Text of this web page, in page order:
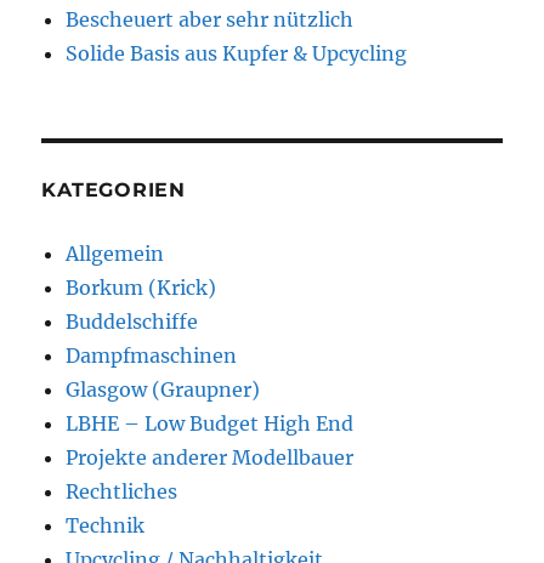
Bescheuert aber sehr nützlich
Solide Basis aus Kupfer & Upcycling
KATEGORIEN
Allgemein
Borkum (Krick)
Buddelschiffe
Dampfmaschinen
Glasgow (Graupner)
LBHE – Low Budget High End
Projekte anderer Modellbauer
Rechtliches
Technik